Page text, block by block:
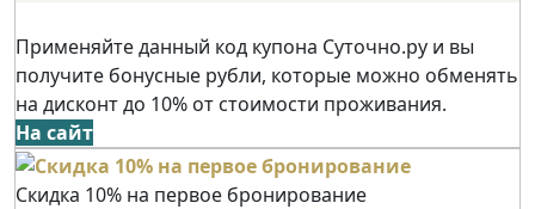
Применяйте данный код купона Суточно.ру и вы
получите бонусные рубли, которые можно обменять
на дисконт до 10% от стоимости проживания.
На сайт
Скидка 10% на первое бронирование